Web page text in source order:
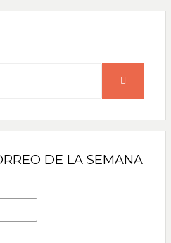
SEARCH
DE LA SEMANA